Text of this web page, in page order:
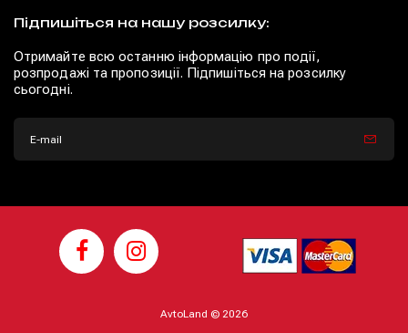
Підпишіться на нашу розсилку:
Отримайте всю останню інформацію про події,
розпродажі та пропозиції. Підпишіться на розсилку
сьогодні.
AvtoLand © 2026